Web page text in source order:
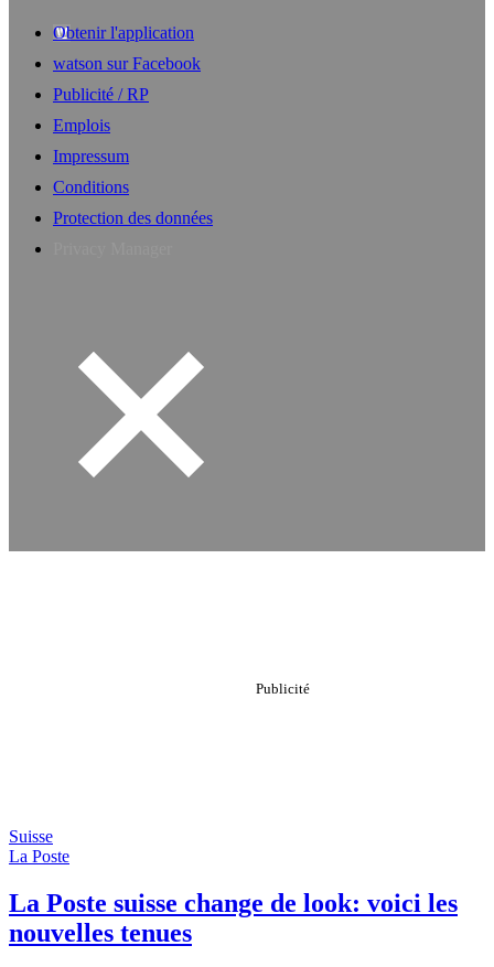
Obtenir l'application
watson sur Facebook
Publicité / RP
Emplois
Impressum
Conditions
Protection des données
Suisse
La Poste
La Poste suisse change de look: voici les
nouvelles tenues